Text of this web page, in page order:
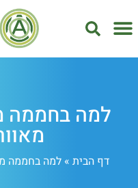
למה בחממה
דף הבית »למה בחממה